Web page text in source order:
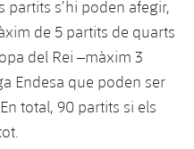
partits s’hi poden afegir,
de 5 partits de quarts
del Rei –màxim 3
Endesa que poden ser
total, 90 partits si els